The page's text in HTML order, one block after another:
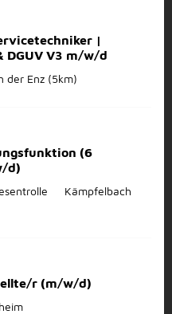
|
DGUV V3 m/w/d
der Enz (5km)
(6
d)
Kämpfelbach
r (m/w/d)